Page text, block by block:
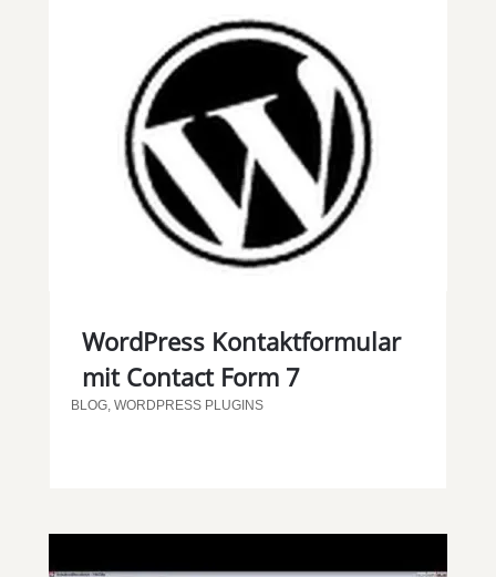
WordPress Kontaktformular
mit Contact Form 7
BLOG, WORDPRESS PLUGINS